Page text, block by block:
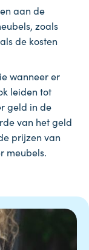
aan de
zoals
de kosten
wanneer er
leiden tot
geld in de
van het geld
prijzen van
meubels.